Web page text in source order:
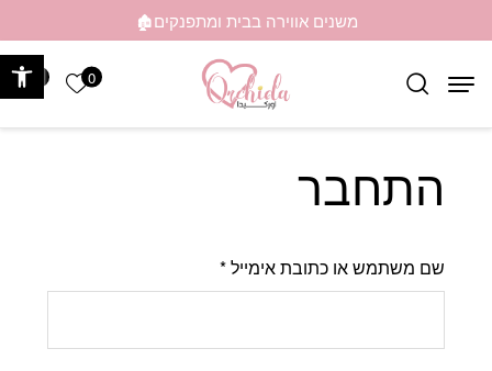
משנים אווירה בבית ומתפנקים🏚️
0 הרשימה
התחבר
שם משתמש או כתובת אימייל*